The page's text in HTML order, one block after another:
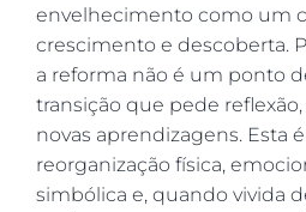
envelhecimento como um
crescimento e descoberta.
a reforma não é um ponto
transição que pede
novas aprendizagens. Esta
reorganização física,
simbólica e, quando vivida